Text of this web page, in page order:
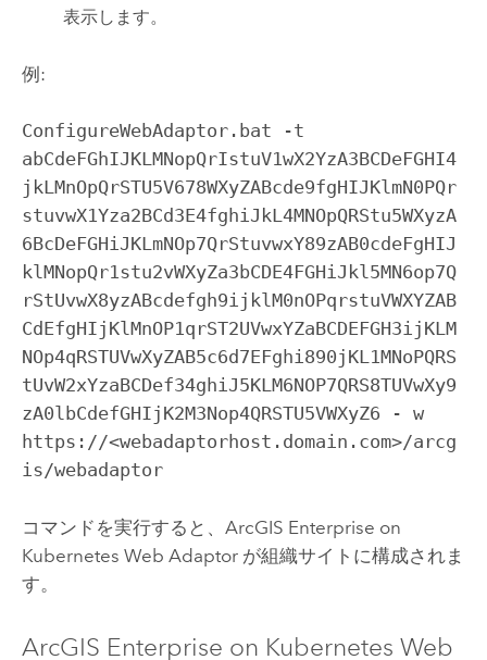
表示します。
例:
ConfigureWebAdaptor.bat -t
abCdeFGhIJKLMNopQrIstuV1wX2YzA3BCDeFGHI4
jkLMnOpQrSTU5V678WXyZABcde9fgHIJKlmN0PQr
stuvwX1Yza2BCd3E4fghiJkL4MNOpQRStu5WXyzA
6BcDeFGHiJKLmNOp7QrStuvwxY89zAB0cdeFgHIJ
klMNopQr1stu2vWXyZa3bCDE4FGHiJkl5MN6op7Q
rStUvwX8yzABcdefgh9ijklM0nOPqrstuVWXYZAB
CdEfgHIjKlMnOP1qrST2UVwxYZaBCDEFGH3ijKLM
NOp4qRSTUVwXyZAB5c6d7EFghi890jKL1MNoPQRS
tUvW2xYzaBCDef34ghiJ5KLM6NOP7QRS8TUVwXy9
zA0lbCdefGHIjK2M3Nop4QRSTU5VWXyZ6 - w
https://<webadaptorhost.domain.com>/arcg
is/webadaptor
コマンドを実行すると、 ArcGIS Enterprise on
Kubernetes Web Adaptorが組織サイトに構成されま
す。
ArcGIS Enterprise on Kubernetes Web